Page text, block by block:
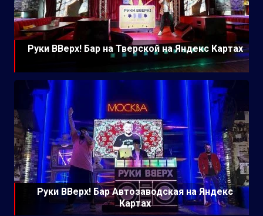
Руки ВВерх! Бар на Тверской на Яндекс Картах
Руки ВВерх! Бар Автозаводская на Яндекс
Картах